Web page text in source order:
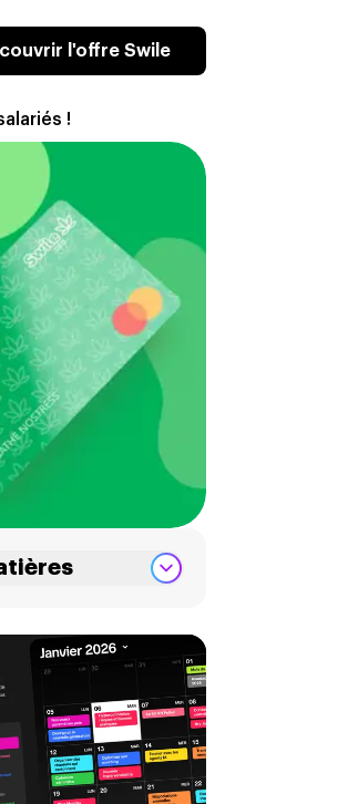
l'offre Swile
!